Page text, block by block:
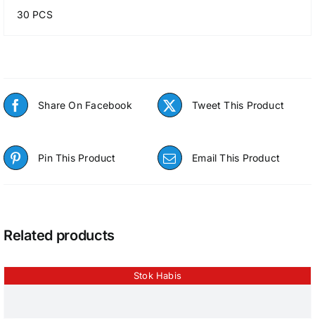
30 PCS
Share On Facebook Tweet This Product
Pin This Product Email This Product
Related products
Stok Habis